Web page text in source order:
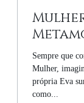
Sempre que
Mulher,
própria Eva
como...